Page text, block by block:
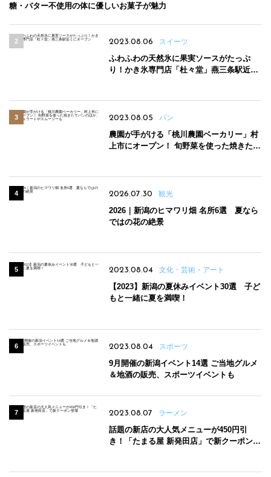
糖・バター不使用の体に優しいお菓子が魅力
2023.08.06 スイーツ
ふわふわの天然氷に果実ソースがたっぷ
り！かき氷専門店「杜々堂」燕三条駅近く
2023.08.05 パン
農園が手がける「桃川農園ベーカリー」村
上市にオープン！ 旬野菜を使った焼きたて
2026.07.30 観光
2026｜新潟のヒマワリ畑 名所6選 夏なら
ではの花の絶景
2023.08.04 文化・芸術・アート
【2023】新潟の夏休みイベント30選 子ど
もと一緒に夏を満喫！
2023.08.04 スポーツ
9月開催の新潟イベント14選 ご当地グルメ
＆地酒の販売、スポーツイベントも
2023.08.07 ラーメン
話題の新店の大人気メニューが450円引
き！「たまる屋 新発田店」で新クーポン登